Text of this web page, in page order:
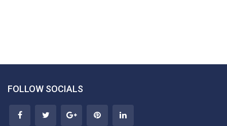
FOLLOW SOCIALS